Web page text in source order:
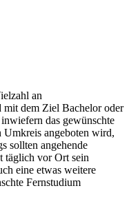
an
mit dem Ziel Bachelor oder
das gewünschte
Umkreis angeboten wird,
sollten angehende
täglich vor Ort sein
eine etwas weitere
Fernstudium